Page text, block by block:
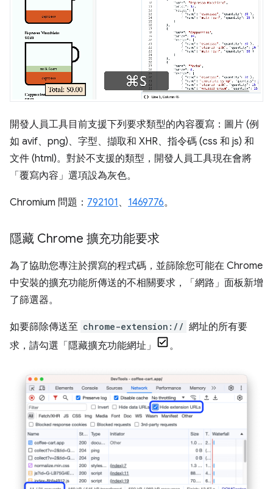
開發人員工具目前支援下列要求類型的內容覆寫：圖片 (例
如 avif、png)、字型、擷取和 XHR、指令碼 (css 和 js) 和
文件 (html)。對於不支援的類型，開發人員工具現在會將
「覆寫內容」 選項設為灰色。
Chromium 問題： 792101 、 1469776。
隱藏 Chrome 擴充功能要求
為了協助您專注於撰寫的程式碼，並篩除您可能在 Chrome
中安裝的擴充功能所傳送的不相關要求，「網路」 面板新增
了篩選器。
如要篩除傳送至 chrome-extension:// 網址的所有要
求，請勾選「隱藏擴充功能網址」
。